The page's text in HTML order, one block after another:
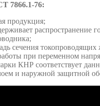
7866.1-76:
продукция;
распространение
сечения токопроводящих
при переменном
КНР соответствует
и наружной защитной